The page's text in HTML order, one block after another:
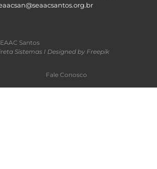
Santos
Sistemas I Designed by Freepik
Fale Conosco